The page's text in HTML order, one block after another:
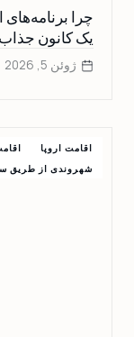
یک کانون
ژوئن 5, 2026
اقامت اروپا
شهروندی از طریق